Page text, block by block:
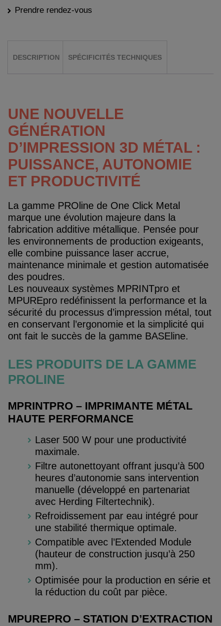
Prendre rendez-vous
DESCRIPTION SPÉCIFICITÉS TECHNIQUES
UNE NOUVELLE
GÉNÉRATION
D’IMPRESSION 3D MÉTAL :
PUISSANCE, AUTONOMIE
ET PRODUCTIVITÉ
La gamme PROline de One Click Metal
marque une évolution majeure dans la
fabrication additive métallique. Pensée pour
les environnements de production exigeants,
elle combine puissance laser accrue,
maintenance minimale et gestion automatisée
des poudres.
Les nouveaux systèmes MPRINTpro et
MPUREpro redéfinissent la performance et la
sécurité du processus d’impression métal, tout
en conservant l’ergonomie et la simplicité qui
ont fait le succès de la gamme BASEline.
LES PRODUITS DE LA GAMME
PROLINE
MPRINTPRO – IMPRIMANTE MÉTAL
HAUTE PERFORMANCE
Laser 500 W pour une productivité
maximale.
Filtre autonettoyant offrant jusqu’à 500
heures d’autonomie sans intervention
manuelle (développé en partenariat
avec Herding Filtertechnik).
Refroidissement par eau intégré pour
une stabilité thermique optimale.
Compatible avec l’Extended Module
(hauteur de construction jusqu’à 250
mm).
Optimisée pour la production en série et
la réduction du coût par pièce.
MPUREPRO – STATION D’EXTRACTION